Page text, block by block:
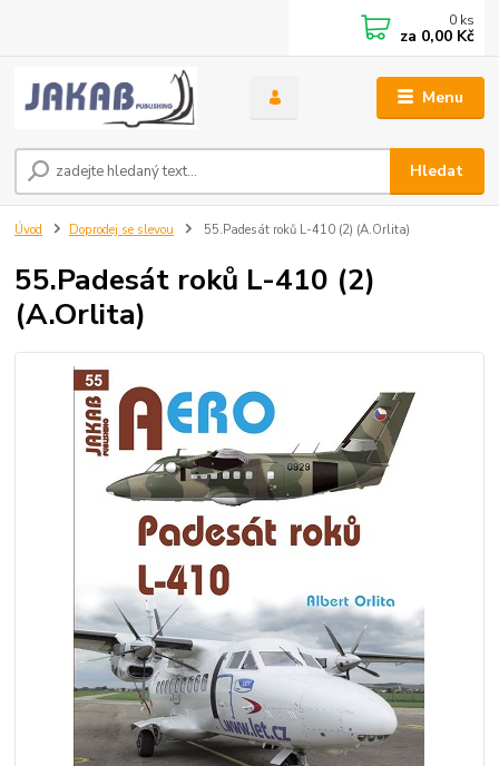
Menu
Hledat
0 ks
za 0,00 Kč
Úvod Doprodej se slevou 55.Padesát roků L-410 (2) (A.Orlita)
55.Padesát roků L-410 (2)
(A.Orlita)